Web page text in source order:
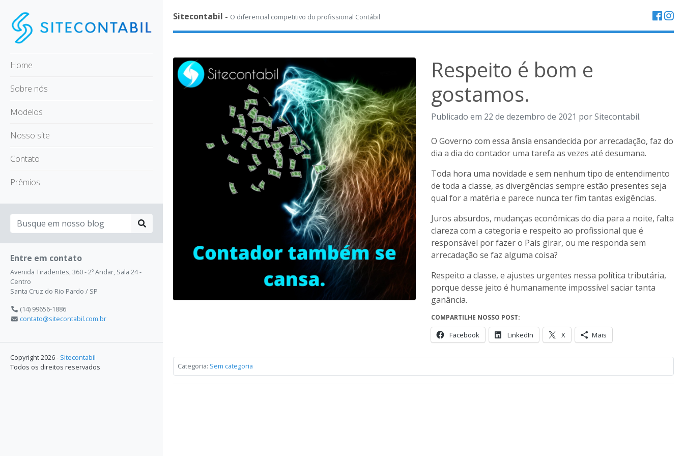
Home
Sobre nós
Modelos
Nosso site
Contato
Prêmios
Entre em contato
Avenida Tiradentes, 360 - 2º Andar, Sala 24 -
Centro
Santa Cruz do Rio Pardo / SP
(14) 99656-1886
contato@sitecontabil.com.br
Copyright 2026 - Sitecontabil
Todos os direitos reservados
Sitecontabil - O diferencial competitivo do profissional Contábil
Respeito é bom e
gostamos.
Publicado em 22 de dezembro de 2021 por Sitecontabil.
O Governo com essa ânsia ensandecida por arrecadação, faz do
dia a dia do contador uma tarefa as vezes até desumana.
Toda hora uma novidade e sem nenhum tipo de entendimento
de toda a classe, as divergências sempre estão presentes seja
qual for a matéria e parece nunca ter fim tantas exigências.
Juros absurdos, mudanças econômicas do dia para a noite, falta
clareza com a categoria e respeito ao profissional que é
responsável por fazer o País girar, ou me responda sem
arrecadação se faz alguma coisa?
Respeito a classe, e ajustes urgentes nessa política tributária,
porque desse jeito é humanamente impossível saciar tanta
ganância.
COMPARTILHE NOSSO POST:
Facebook LinkedIn X Mais
Categoria: Sem categoria